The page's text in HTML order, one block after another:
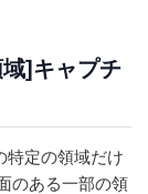
]キャプチ
特定の領域だけ
のある一部の領